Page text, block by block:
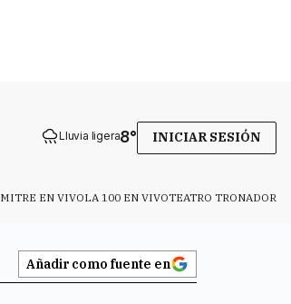
Lluvia ligera8° INICIAR SESIÓN
MITRE EN VIVOLA 100 EN VIVOTEATRO TRONADOR
Añadir como fuente en